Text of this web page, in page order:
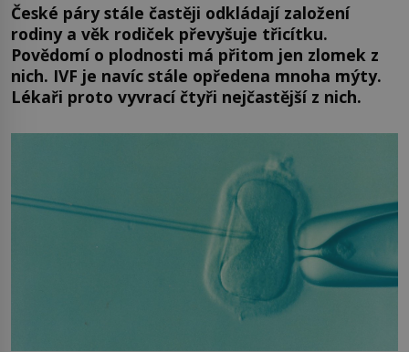
České páry stále častěji odkládají založení
rodiny a věk rodiček převyšuje třicítku.
Povědomí o plodnosti má přitom jen zlomek z
nich. IVF je navíc stále opředena mnoha mýty.
Lékaři proto vyvrací čtyři nejčastější z nich.